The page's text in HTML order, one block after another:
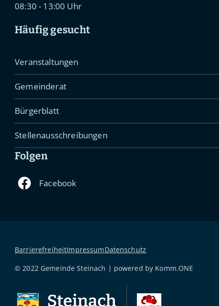
08:30 - 13:00 Uhr
Häufig gesucht
Veranstaltungen
Gemeinderat
Bürgerblatt
Stellenausschreibungen
Folgen
BarrierefreiheitImpressumDatenschutz
© 2022 Gemeinde Steinach | powered by Komm.ONE